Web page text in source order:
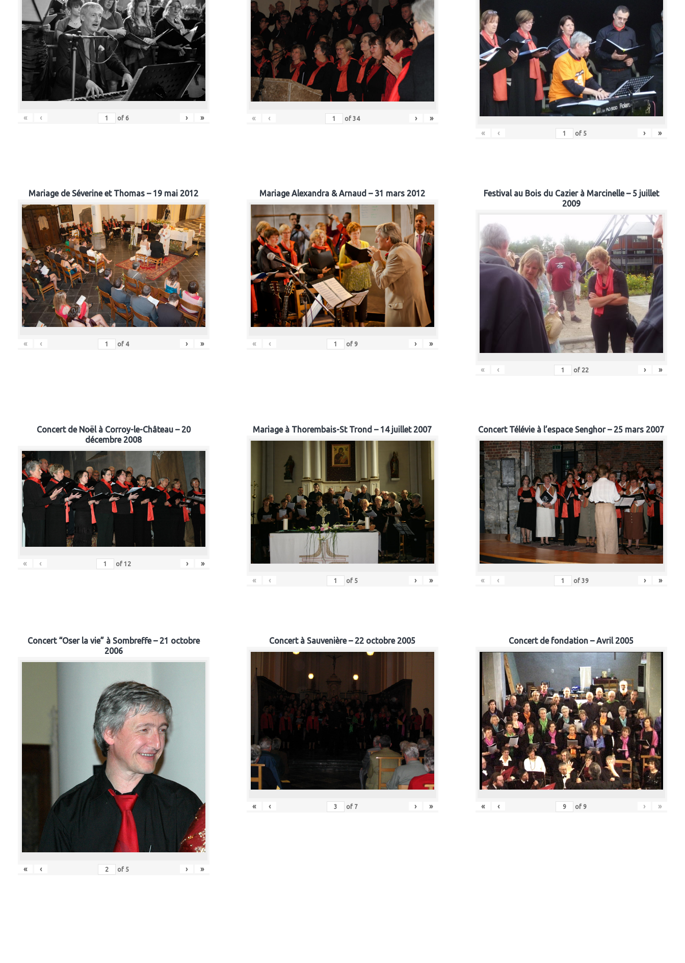
« ‹ of 6 › » « ‹ of 34 › »
« ‹ of 5 › »
Mariage de Séverine et Thomas – 19 mai 2012
« ‹ of 4 › »
Mariage Alexandra & Arnaud – 31 mars 2012
« ‹ of 9 › »
Festival au Bois du Cazier à Marcinelle – 5 juillet
2009
« ‹ of 22 › »
Concert de Noël à Corroy-le-Château – 20
décembre 2008
« ‹ of 12 › »
Mariage à Thorembais-St Trond – 14 juillet 2007
« ‹ of 5 › »
Concert Télévie à l’espace Senghor – 25 mars 2007
« ‹ of 39 › »
Concert “Oser la vie” à Sombreffe – 21 octobre
2006
« ‹ of 5 › »
Concert à Sauvenière – 22 octobre 2005
« ‹ of 7 › »
Concert de fondation – Avril 2005
« ‹ of 9 › »